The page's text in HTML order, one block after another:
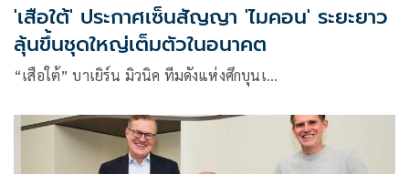
'เสือใต้' ประกาศเซ็นสัญญา 'ไมคอน' ระยะยาว
ลุ้นขึ้นชุดใหญ่เต็มตัวในอนาคต
“เสือใต้” บาเยิร์น มิวนิค ทีมดังแห่งศึกบุนเ…